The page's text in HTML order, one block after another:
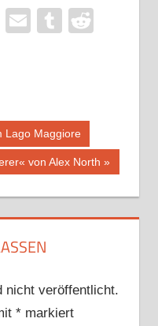
WhatsApp
EmailTumblr
Lago Maggiore
von Alex North
nicht veröffentlicht.
*markiert